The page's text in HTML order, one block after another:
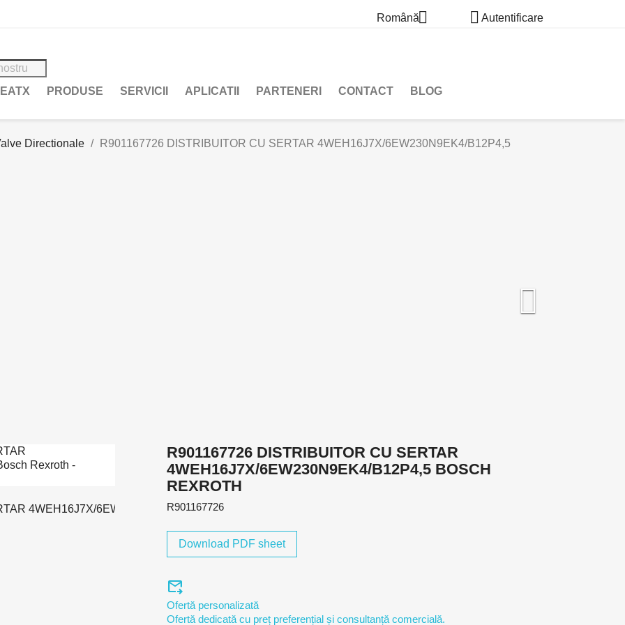
Română  Autentificare
PRODUSE SERVICII APLICATII PARTENERI CONTACT BLOG
Directionale R901167726 DISTRIBUITOR CU SERTAR 4WEH16J7X/6EW230N9EK4/B12P4,5

R901167726 DISTRIBUITOR CU SERTAR
4WEH16J7X/6EW230N9EK4/B12P4,5 BOSCH
REXROTH
R901167726
Download PDF sheet
forward_to_inbox
Ofertă personalizată
Ofertă dedicată cu preț preferențial și consultanță comercială.